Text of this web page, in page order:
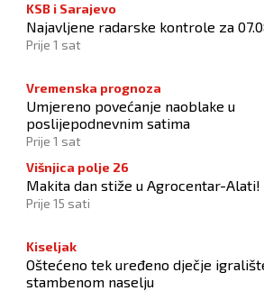
KSB i Sarajevo
Najavljene radarske kontrole za
Prije 1 sat
Vremenska prognoza
Umjereno povećanje naoblake u
poslijepodnevnim satima
Prije 1 sat
Višnjica polje 26
Makita dan stiže u Agrocentar-Alati!
Prije 15 sati
Kiseljak
Oštećeno tek uređeno dječje
stambenom naselju